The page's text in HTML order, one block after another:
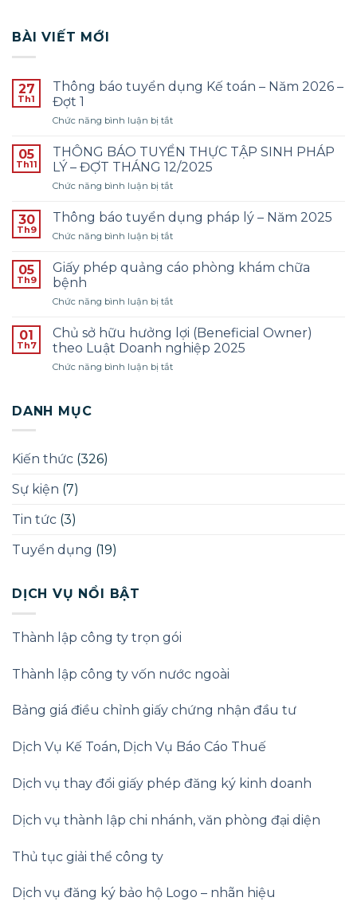
BÀI VIẾT MỚI
27
Th1
Thông báo tuyển dụng Kế toán – Năm 2026 –
Đợt 1
Chức năng bình luận bị tắtở
báo
tuyển
dụng
Kế
–
Năm
2026
Đợt
05
Th11
THÔNG BÁO TUYỂN THỰC TẬP SINH PHÁP
LÝ – ĐỢT THÁNG 12/2025
Chức năng bình luận bị tắtở
BÁO
TUYỂN
THỰC
SINH
–
THÁNG
12/2025
30
Th9
Thông báo tuyển dụng pháp lý – Năm 2025
Chức năng bình luận bị tắtở
báo
tuyển
pháp
–
Năm
2025
05
Th9
Giấy phép quảng cáo phòng khám chữa
bệnh
Chức năng bình luận bị tắtở
phép
quảng
cáo
phòng
01
Th7
Chủ sở hữu hưởng lợi (Beneficial Owner)
theo Luật Doanh nghiệp 2025
Chức năng bình luận bị tắtở
DANH MỤC
Kiến thức (326)
Sự kiện (7)
Tin tức (3)
Tuyển dụng (19)
DỊCH VỤ NỔI BẬT
Thành lập công ty trọn gói
Thành lập công ty vốn nước ngoài
Bảng giá điều chỉnh giấy chứng nhận đầu tư
Dịch Vụ Kế Toán, Dịch Vụ Báo Cáo Thuế
Dịch vụ thay đổi giấy phép đăng ký kinh doanh
Dịch vụ thành lập chi nhánh, văn phòng đại diện
Thủ tục giải thể công ty
Dịch vụ đăng ký bảo hộ Logo – nhãn hiệu